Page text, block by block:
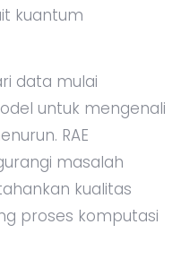
kuantum
data mulai
untuk mengenali
RAE
masalah
kualitas
proses komputasi